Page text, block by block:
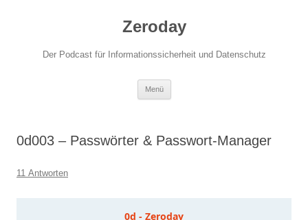
Zeroday
Der Podcast für Informationssicherheit und Datenschutz
Menü
0d003 – Passwörter & Passwort-Manager
11 Antworten